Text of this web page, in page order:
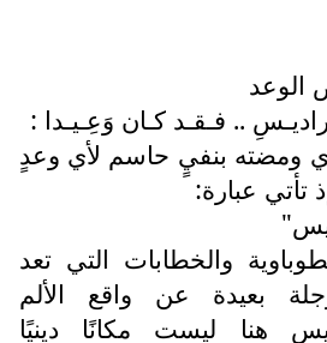
الوعد
.. فـقـد كـان وَعِـيـدا :
ومضته بنفيٍ حاسم لأي وعدٍ
تأتي عبارة:
والخطابات التي تعد
بعيدة عن واقع الألم
هنا ليست مكانًا دينيًا